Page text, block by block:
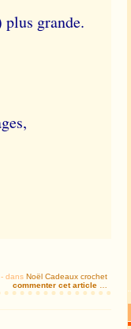
grande.
- dansNoël Cadeaux crochet
commenter cet article